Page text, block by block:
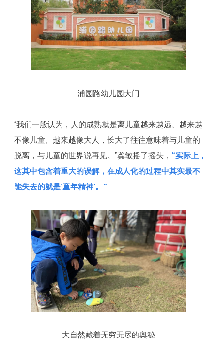
浦园路幼儿园大门
“我们一般认为，人的成熟就是离儿童越来越远、越来越
不像儿童、越来越像大人，长大了往往意味着与儿童的
脱离，与儿童的世界说再见。”龚敏摇了摇头， “实际上，
这其中包含着重大的误解，在成人化的过程中其实最不
能失去的就是‘童年精神’。”
大自然藏着无穷无尽的奥秘